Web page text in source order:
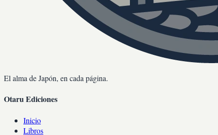
El alma de Japón, en cada página.
Otaru Ediciones
Inicio
Libros